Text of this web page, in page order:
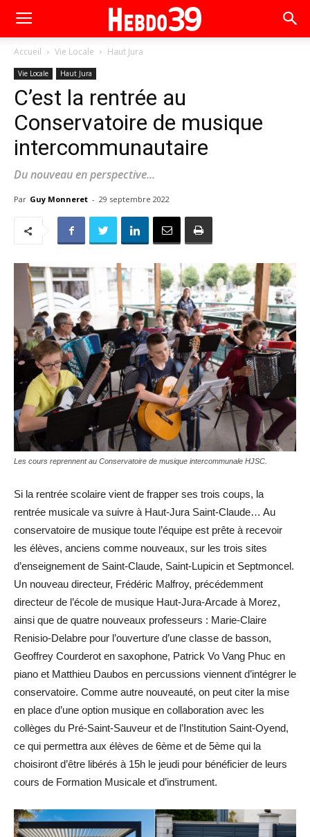
Accueil Vie Locale Haut Jura
Vie Locale Haut Jura
C’est la rentrée au
Conservatoire de musique
intercommunautaire
Du nouveau en perspective...
Par Guy Monneret - 29 septembre 2022
Les cours reprennent au Conservatoire de musique intercommunale HJSC.
Si la rentrée scolaire vient de frapper ses trois coups, la
rentrée musicale va suivre à Haut-Jura Saint-Claude… Au
conservatoire de musique toute l’équipe est prête à recevoir
les élèves, anciens comme nouveaux, sur les trois sites
d’enseignement de Saint-Claude, Saint-Lupicin et Septmoncel.
Un nouveau directeur, Frédéric Malfroy, précédemment
directeur de l’école de musique Haut-Jura-Arcade à Morez,
ainsi que de quatre nouveaux professeurs : Marie-Claire
Renisio-Delabre pour l’ouverture d’une classe de basson,
Geoffrey Courderot en saxophone, Patrick Vo Vang Phuc en
piano et Matthieu Daubos en percussions viennent d’intégrer le
conservatoire. Comme autre nouveauté, on peut citer la mise
en place d’une option musique en collaboration avec les
collèges du Pré-Saint-Sauveur et de l’Institution Saint-Oyend,
ce qui permettra aux élèves de 6ème et de 5ème qui la
choisiront d’être libérés à 15h le jeudi pour bénéficier de leurs
cours de Formation Musicale et d’instrument.